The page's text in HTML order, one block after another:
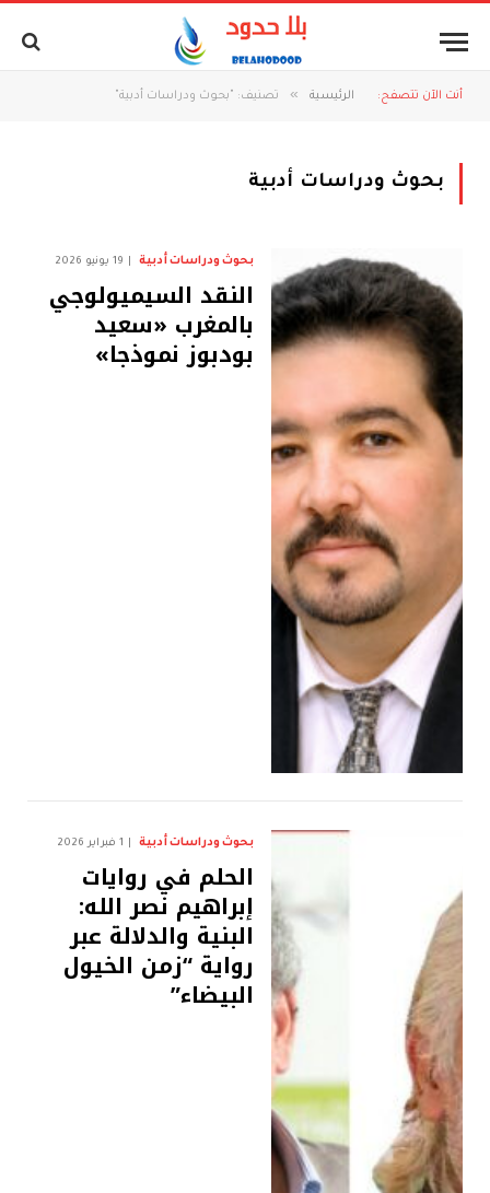
أنت الآن تتصفح: الرئيسية » تصنيف: "بحوث ودراسات أدبية"
بحوث ودراسات أدبية
بحوث ودراسات أدبية 19 يونيو 2026
النقد السيميولوجي
بالمغرب «سعيد
بودبوز نموذجا»
بحوث ودراسات أدبية 1 فبراير 2026
الحلم في روايات
إبراهيم نصر الله:
البنية والدلالة عبر
رواية “زمن الخيول
البيضاء”